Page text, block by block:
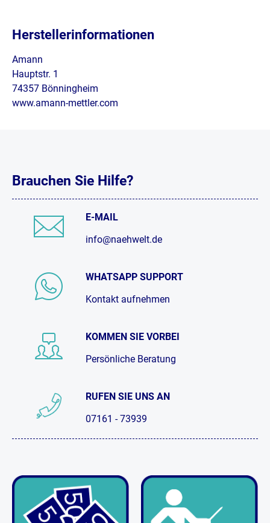
Herstellerinformationen
Amann
Hauptstr. 1
74357 Bönningheim
www.amann-mettler.com
Brauchen Sie Hilfe?
E-MAIL
info@naehwelt.de
WHATSAPP SUPPORT
Kontakt aufnehmen
KOMMEN SIE VORBEI
Persönliche Beratung
RUFEN SIE UNS AN
07161 - 73939